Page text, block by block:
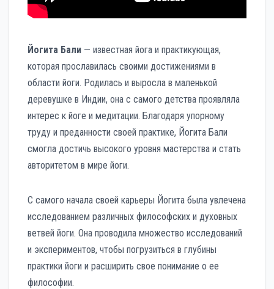
Йогита Бали — известная йога и практикующая,
которая прославилась своими достижениями в
области йоги. Родилась и выросла в маленькой
деревушке в Индии, она с самого детства проявляла
интерес к йоге и медитации. Благодаря упорному
труду и преданности своей практике, Йогита Бали
смогла достичь высокого уровня мастерства и стать
авторитетом в мире йоги.
С самого начала своей карьеры Йогита была увлечена
исследованием различных философских и духовных
ветвей йоги. Она проводила множество исследований
и экспериментов, чтобы погрузиться в глубины
практики йоги и расширить свое понимание о ее
философии.